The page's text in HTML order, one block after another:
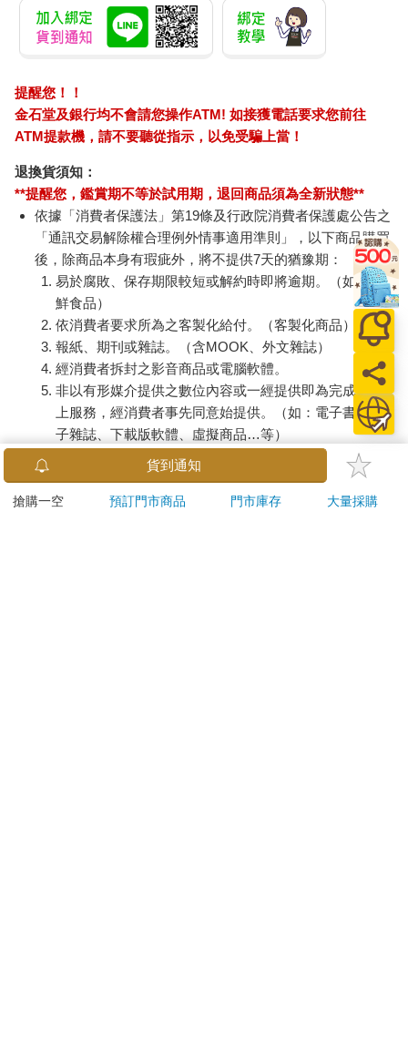
提醒您！！
金石堂及銀行均不會請您操作ATM! 如接獲電話要求您前往
ATM提款機，請不要聽從指示，以免受騙上當！
退換貨須知：
**提醒您，鑑賞期不等於試用期，退回商品須為全新狀態**
依據「消費者保護法」第19條及行政院消費者保護處公告之
「通訊交易解除權合理例外情事適用準則」，以下商品購買
後，除商品本身有瑕疵外，將不提供7天的猶豫期：
易於腐敗、保存期限較短或解約時即將逾期。（如：生
鮮食品）
依消費者要求所為之客製化給付。（客製化商品）
報紙、期刊或雜誌。（含MOOK、外文雜誌）
經消費者拆封之影音商品或電腦軟體。
非以有形媒介提供之數位內容或一經提供即為完成之線
上服務，經消費者事先同意始提供。（如：電子書、電
子雜誌、下載版軟體、虛擬商品…等）
已拆封之個人衛生用品。（如：內衣褲、刮鬍刀、除毛
若非上列種類商品，均享有到貨7天的猶豫期（含例假
貨到通知
搶購一空 預訂門市商品 門市庫存 大量採購